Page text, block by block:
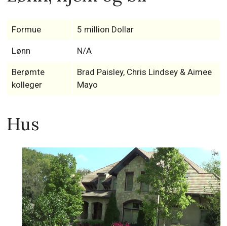
Formue 5 million Dollar
Lønn N/A
Berømte
kolleger
Brad Paisley, Chris Lindsey & Aimee
Mayo
Hus